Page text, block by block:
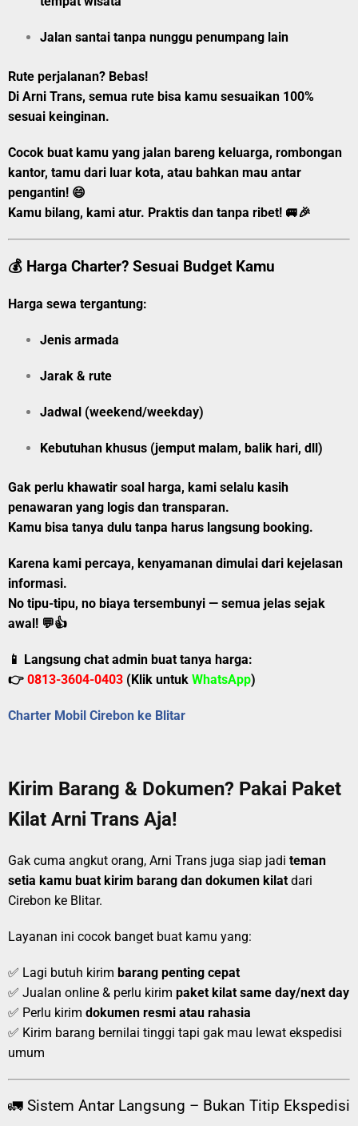
Jalan santai tanpa nunggu penumpang lain
Rute perjalanan? Bebas!
Di Arni Trans, semua rute bisa kamu sesuaikan 100%
sesuai keinginan.
Cocok buat kamu yang jalan bareng keluarga, rombongan
kantor, tamu dari luar kota, atau bahkan mau antar
pengantin! 😄
Kamu bilang, kami atur. Praktis dan tanpa ribet! 🚐🎉
💰 Harga Charter? Sesuai Budget Kamu
Harga sewa tergantung:
Jenis armada
Jarak & rute
Jadwal (weekend/weekday)
Kebutuhan khusus (jemput malam, balik hari, dll)
Gak perlu khawatir soal harga, kami selalu kasih
penawaran yang logis dan transparan.
Kamu bisa tanya dulu tanpa harus langsung booking.
Karena kami percaya, kenyamanan dimulai dari kejelasan
informasi.
No tipu-tipu, no biaya tersembunyi — semua jelas sejak
awal! 💬👍
📱 Langsung chat admin buat tanya harga:
👉 0813-3604-0403 (Klik untuk WhatsApp)
Charter Mobil Cirebon ke Blitar
Kirim Barang & Dokumen? Pakai Paket
Kilat Arni Trans Aja!
Gak cuma angkut orang, Arni Trans juga siap jadi teman
setia kamu buat kirim barang dan dokumen kilat dari
Cirebon ke Blitar.
Layanan ini cocok banget buat kamu yang:
✅ Lagi butuh kirim barang penting cepat
✅ Jualan online & perlu kirim paket kilat same day/next day
✅ Perlu kirim dokumen resmi atau rahasia
✅ Kirim barang bernilai tinggi tapi gak mau lewat ekspedisi
umum
🚛 Sistem Antar Langsung – Bukan Titip Ekspedisi